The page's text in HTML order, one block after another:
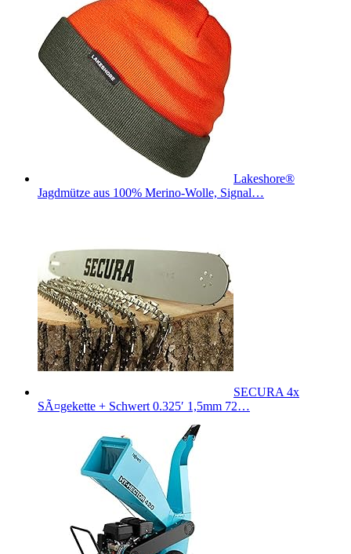
Lakeshore®
Jagdmütze aus 100% Merino-Wolle, Signal…
SECURA 4x
SÃ¤gekette + Schwert 0.325′ 1,5mm 72…